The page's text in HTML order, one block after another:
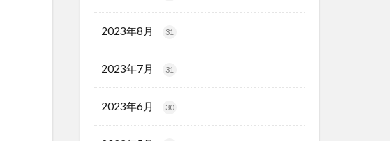
2023年8月 31
2023年7月 31
2023年6月 30